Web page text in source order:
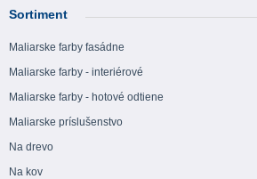
Sortiment
Maliarske farby fasádne
Maliarske farby - interiérové
Maliarske farby - hotové odtiene
Maliarske príslušenstvo
Na drevo
Na kov